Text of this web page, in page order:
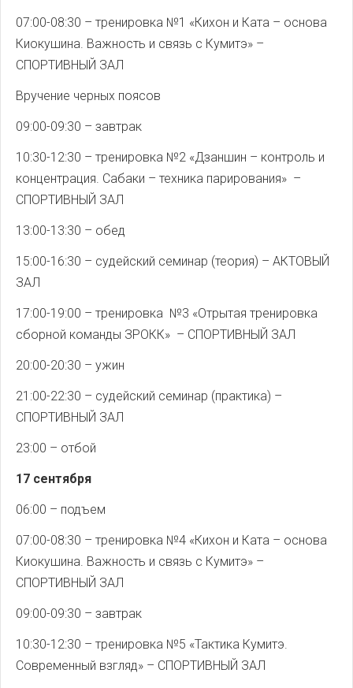
07:00-08:30 – тренировка №1 «Кихон и Ката – основа
Киокушина. Важность и связь с Кумитэ» –
СПОРТИВНЫЙ ЗАЛ
Вручение черных поясов
09:00-09:30 – завтрак
10:30-12:30 – тренировка №2 «Дзаншин – контроль и
концентрация. Сабаки – техника парирования» –
СПОРТИВНЫЙ ЗАЛ
13:00-13:30 – обед
15:00-16:30 – судейский семинар (теория) – АКТОВЫЙ
ЗАЛ
17:00-19:00 – тренировка №3 «Отрытая тренировка
сборной команды ЗРОКК» – СПОРТИВНЫЙ ЗАЛ
20:00-20:30 – ужин
21:00-22:30 – судейский семинар (практика) –
СПОРТИВНЫЙ ЗАЛ
23:00 – отбой
17 сентября
06:00 – подъем
07:00-08:30 – тренировка №4 «Кихон и Ката – основа
Киокушина. Важность и связь с Кумитэ» –
СПОРТИВНЫЙ ЗАЛ
09:00-09:30 – завтрак
10:30-12:30 – тренировка №5 «Тактика Кумитэ.
Современный взгляд» – СПОРТИВНЫЙ ЗАЛ